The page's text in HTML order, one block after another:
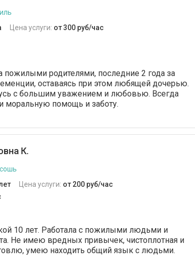
Цена услуги: от 300 руб/час
пожилыми родителями, последние 2 года за
оставаясь при этом любящей дочерью.
с большим уважением и любовью. Всегда
моральную помощь и заботу.
К.
Цена услуги: от 200 руб/час
10 лет. Работала с пожилыми людьми и
Не имею вредных привычек, чистоплотная и
умею находить общий язык с людьми.